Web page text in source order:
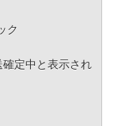
ク
定中と表示され